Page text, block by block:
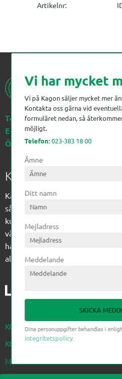
Artikelnr
Telefon:023-383 18 00
E-post:kagon@kagon.se
Öppettider:Måndag-Fredag, 07-
Kagon AB
Kagon har sedan 1972 levererat
sågverksindustrin och övrig
kunskap med
vägen fram till paketering/
har vi ett komplement sortiment
allt ifrån slangtillverkning till
KÖPVILLKOR
KONTAKTA OSS NEDAN
MINA SIDOR
Vi har mycket
Vi på Kagon säljer mycket mer
Kontakta oss gärna vid
formuläret nedan, så
möjligt.
Telefon:023-383 18 00
Ämne
Ditt namn
Mejladress
Meddelande
SKICKA
Dina personuppgifter behandlas i
integritetspolicy.